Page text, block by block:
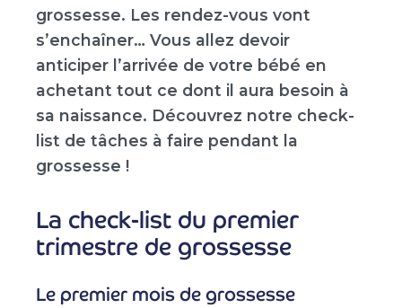
grossesse. Les rendez-vous vont
s’enchaîner… Vous allez devoir
anticiper l’arrivée de votre bébé en
achetant tout ce dont il aura besoin à
sa naissance. Découvrez notre check-
list de tâches à faire pendant la
grossesse !
La check-list du premier
trimestre de grossesse
Le premier mois de grossesse